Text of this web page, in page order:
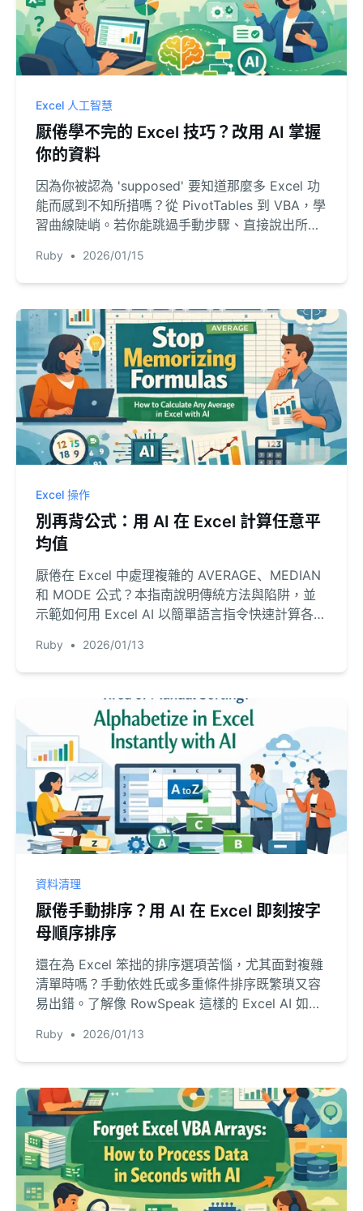
Excel 人工智慧
厭倦學不完的 Excel 技巧？改用 AI 掌握
你的資料
因為你被認為 'supposed' 要知道那麼多 Excel 功
能而感到不知所措嗎？從 PivotTables 到 VBA，學
習曲線陡峭。若你能跳過手動步驟、直接說出所需
Ruby • 2026/01/15
Excel 操作
別再背公式：用 AI 在 Excel 計算任意平
均值
厭倦在 Excel 中處理複雜的 AVERAGE、MEDIAN
和 MODE 公式？本指南說明傳統方法與陷阱，並
示範如何用 Excel AI 以簡單語言指令快速計算各類
Ruby • 2026/01/13
資料清理
厭倦手動排序？用 AI 在 Excel 即刻按字
母順序排序
還在為 Excel 笨拙的排序選項苦惱，尤其面對複雜
清單時嗎？手動依姓氏或多重條件排序既繁瑣又容
易出錯。了解像 RowSpeak 這樣的 Excel AI 如何
Ruby • 2026/01/13